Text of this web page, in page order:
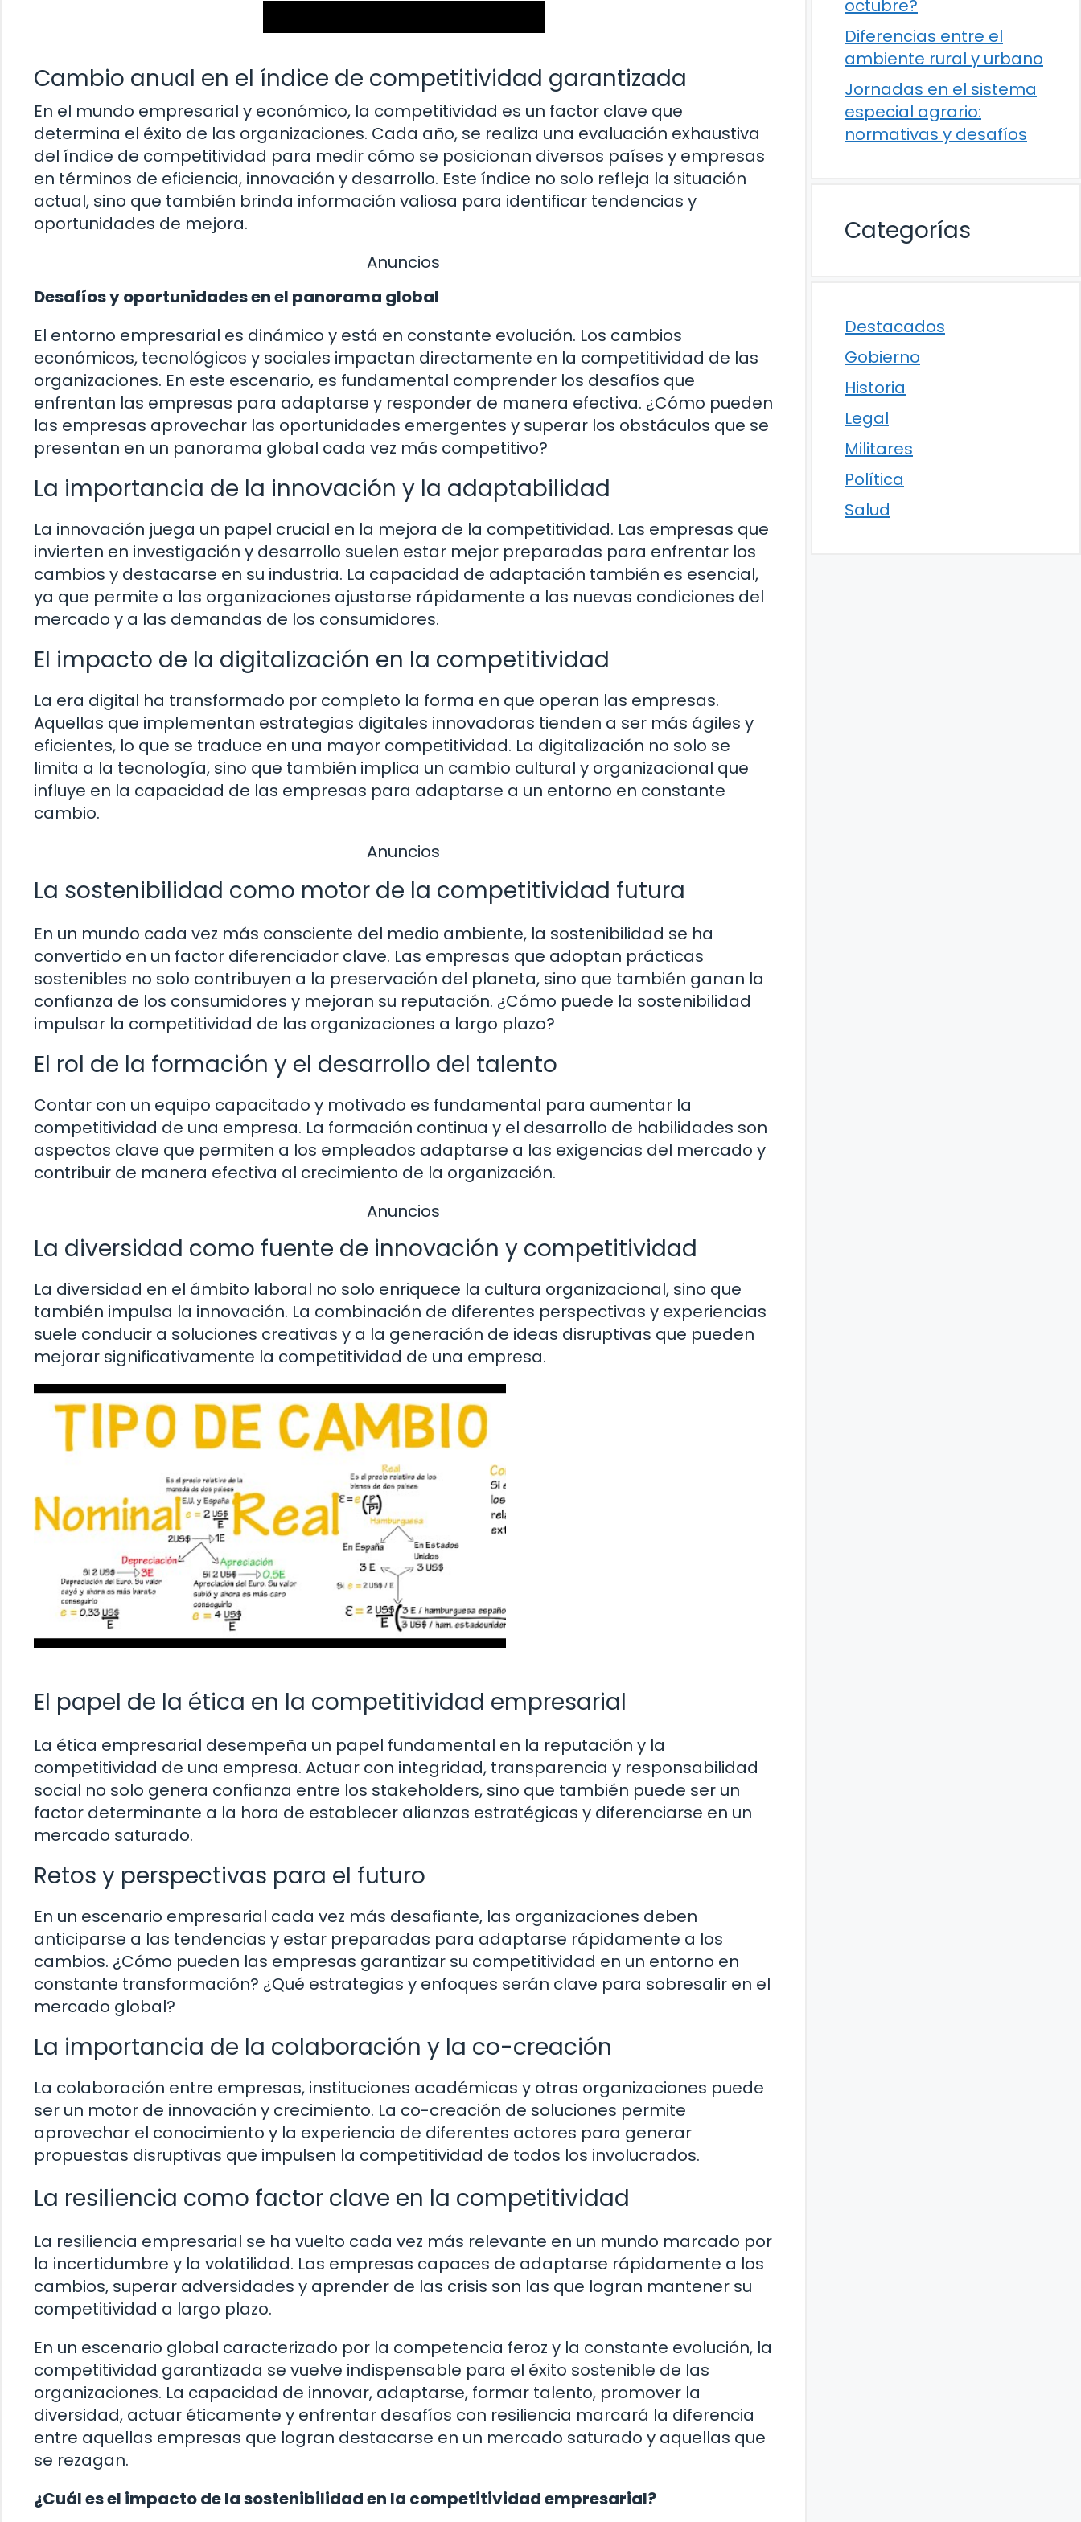
Cambio anual en el índice de competitividad garantizada
En el mundo empresarial y económico, la competitividad es un factor clave que
determina el éxito de las organizaciones. Cada año, se realiza una evaluación exhaustiva
del índice de competitividad para medir cómo se posicionan diversos países y empresas
en términos de eficiencia, innovación y desarrollo. Este índice no solo refleja la situación
actual, sino que también brinda información valiosa para identificar tendencias y
oportunidades de mejora.
Anuncios
Desafíos y oportunidades en el panorama global
El entorno empresarial es dinámico y está en constante evolución. Los cambios
económicos, tecnológicos y sociales impactan directamente en la competitividad de las
organizaciones. En este escenario, es fundamental comprender los desafíos que
enfrentan las empresas para adaptarse y responder de manera efectiva. ¿Cómo pueden
las empresas aprovechar las oportunidades emergentes y superar los obstáculos que se
presentan en un panorama global cada vez más competitivo?
La importancia de la innovación y la adaptabilidad
La innovación juega un papel crucial en la mejora de la competitividad. Las empresas que
invierten en investigación y desarrollo suelen estar mejor preparadas para enfrentar los
cambios y destacarse en su industria. La capacidad de adaptación también es esencial,
ya que permite a las organizaciones ajustarse rápidamente a las nuevas condiciones del
mercado y a las demandas de los consumidores.
El impacto de la digitalización en la competitividad
La era digital ha transformado por completo la forma en que operan las empresas.
Aquellas que implementan estrategias digitales innovadoras tienden a ser más ágiles y
eficientes, lo que se traduce en una mayor competitividad. La digitalización no solo se
limita a la tecnología, sino que también implica un cambio cultural y organizacional que
influye en la capacidad de las empresas para adaptarse a un entorno en constante
cambio.
Anuncios
La sostenibilidad como motor de la competitividad futura
En un mundo cada vez más consciente del medio ambiente, la sostenibilidad se ha
convertido en un factor diferenciador clave. Las empresas que adoptan prácticas
sostenibles no solo contribuyen a la preservación del planeta, sino que también ganan la
confianza de los consumidores y mejoran su reputación. ¿Cómo puede la sostenibilidad
impulsar la competitividad de las organizaciones a largo plazo?
El rol de la formación y el desarrollo del talento
Contar con un equipo capacitado y motivado es fundamental para aumentar la
competitividad de una empresa. La formación continua y el desarrollo de habilidades son
aspectos clave que permiten a los empleados adaptarse a las exigencias del mercado y
contribuir de manera efectiva al crecimiento de la organización.
Anuncios
La diversidad como fuente de innovación y competitividad
La diversidad en el ámbito laboral no solo enriquece la cultura organizacional, sino que
también impulsa la innovación. La combinación de diferentes perspectivas y experiencias
suele conducir a soluciones creativas y a la generación de ideas disruptivas que pueden
mejorar significativamente la competitividad de una empresa.
El papel de la ética en la competitividad empresarial
La ética empresarial desempeña un papel fundamental en la reputación y la
competitividad de una empresa. Actuar con integridad, transparencia y responsabilidad
social no solo genera confianza entre los stakeholders, sino que también puede ser un
factor determinante a la hora de establecer alianzas estratégicas y diferenciarse en un
mercado saturado.
Retos y perspectivas para el futuro
En un escenario empresarial cada vez más desafiante, las organizaciones deben
anticiparse a las tendencias y estar preparadas para adaptarse rápidamente a los
cambios. ¿Cómo pueden las empresas garantizar su competitividad en un entorno en
constante transformación? ¿Qué estrategias y enfoques serán clave para sobresalir en el
mercado global?
La importancia de la colaboración y la co-creación
La colaboración entre empresas, instituciones académicas y otras organizaciones puede
ser un motor de innovación y crecimiento. La co-creación de soluciones permite
aprovechar el conocimiento y la experiencia de diferentes actores para generar
propuestas disruptivas que impulsen la competitividad de todos los involucrados.
La resiliencia como factor clave en la competitividad
La resiliencia empresarial se ha vuelto cada vez más relevante en un mundo marcado por
la incertidumbre y la volatilidad. Las empresas capaces de adaptarse rápidamente a los
cambios, superar adversidades y aprender de las crisis son las que logran mantener su
competitividad a largo plazo.
En un escenario global caracterizado por la competencia feroz y la constante evolución, la
competitividad garantizada se vuelve indispensable para el éxito sostenible de las
organizaciones. La capacidad de innovar, adaptarse, formar talento, promover la
diversidad, actuar éticamente y enfrentar desafíos con resiliencia marcará la diferencia
entre aquellas empresas que logran destacarse en un mercado saturado y aquellas que
se rezagan.
¿Cuál es el impacto de la sostenibilidad en la competitividad empresarial?
octubre?
Diferencias entre el
ambiente rural y urbano
Jornadas en el sistema
especial agrario:
normativas y desafíos
Categorías
Destacados
Gobierno
Historia
Legal
Militares
Política
Salud